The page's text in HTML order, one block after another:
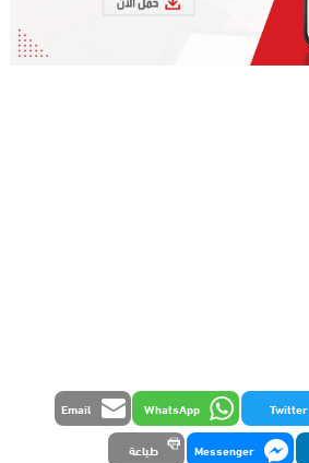
Twitter
WhatsApp
Email
Messenger طباعة